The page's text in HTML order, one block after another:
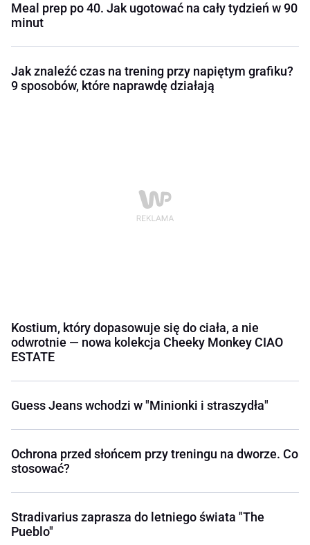
Meal prep po 40. Jak ugotować na cały tydzień w 90
minut
Jak znaleźć czas na trening przy napiętym grafiku?
9 sposobów, które naprawdę działają
Kostium, który dopasowuje się do ciała, a nie
odwrotnie — nowa kolekcja Cheeky Monkey CIAO
ESTATE
Guess Jeans wchodzi w "Minionki i straszydła"
Ochrona przed słońcem przy treningu na dworze. Co
stosować?
Stradivarius zaprasza do letniego świata "The
Pueblo"